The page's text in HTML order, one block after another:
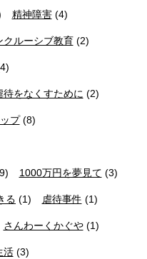
精神障害(4)
クルーシブ教育(2)
待をなくすために (2)
プ(8)
1000万円を夢見て (3)
る (1) 虐待事件 (1)
さんわーくかぐや(1)
活(3)